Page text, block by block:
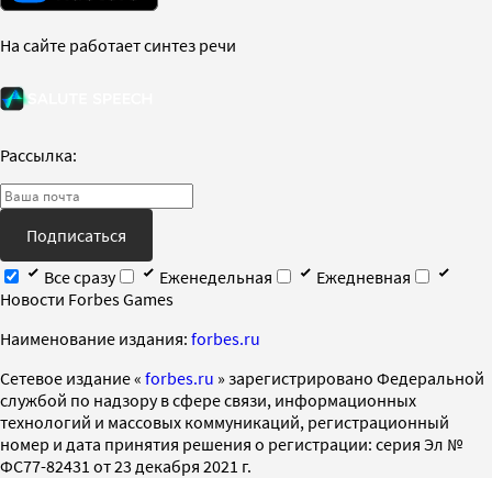
На сайте работает синтез речи
Рассылка:
Подписаться
Все сразу
Еженедельная
Ежедневная
Новости Forbes Games
Наименование издания: forbes.ru
Cетевое издание « forbes.ru » зарегистрировано Федеральной
службой по надзору в сфере связи, информационных
технологий и массовых коммуникаций, регистрационный
номер и дата принятия решения о регистрации: серия Эл №
ФС77-82431 от 23 декабря 2021 г.